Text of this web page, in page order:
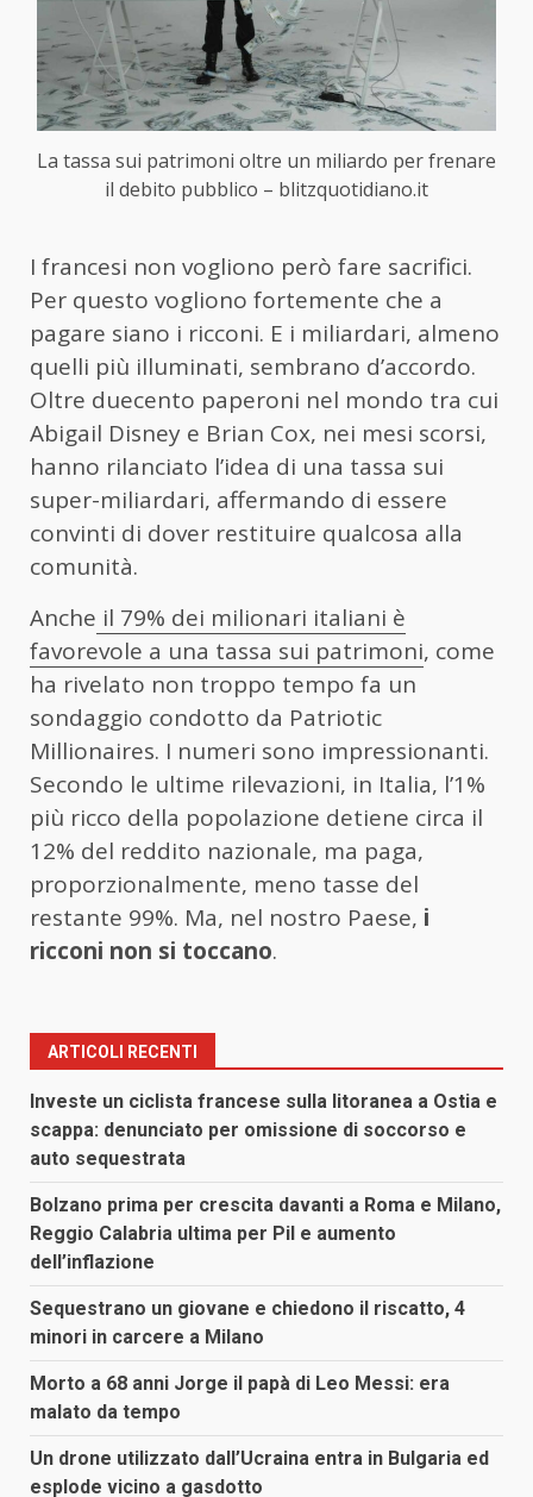
La tassa sui patrimoni oltre un miliardo per frenare
il debito pubblico – blitzquotidiano.it
I francesi non vogliono però fare sacrifici.
Per questo vogliono fortemente che a
pagare siano i ricconi. E i miliardari, almeno
quelli più illuminati, sembrano d’accordo.
Oltre duecento paperoni nel mondo tra cui
Abigail Disney e Brian Cox, nei mesi scorsi,
hanno rilanciato l’idea di una tassa sui
super-miliardari, affermando di essere
convinti di dover restituire qualcosa alla
comunità.
Anche il 79% dei milionari italiani è
favorevole a una tassa sui patrimoni, come
ha rivelato non troppo tempo fa un
sondaggio condotto da Patriotic
Millionaires. I numeri sono impressionanti.
Secondo le ultime rilevazioni, in Italia, l’1%
più ricco della popolazione detiene circa il
12% del reddito nazionale, ma paga,
proporzionalmente, meno tasse del
restante 99%. Ma, nel nostro Paese, i
ricconi non si toccano.
ARTICOLI RECENTI
Investe un ciclista francese sulla litoranea a Ostia e
scappa: denunciato per omissione di soccorso e
auto sequestrata
Bolzano prima per crescita davanti a Roma e Milano,
Reggio Calabria ultima per Pil e aumento
dell’inflazione
Sequestrano un giovane e chiedono il riscatto, 4
minori in carcere a Milano
Morto a 68 anni Jorge il papà di Leo Messi: era
malato da tempo
Un drone utilizzato dall’Ucraina entra in Bulgaria ed
esplode vicino a gasdotto